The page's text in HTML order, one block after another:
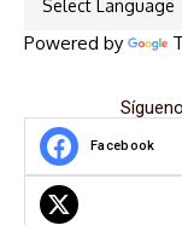
Powered by
Facebook